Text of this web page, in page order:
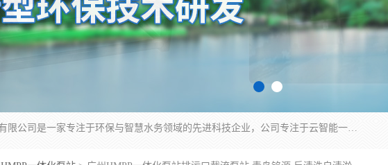
青岛铭源环保科技有限公司是一家专注于环保与智慧水务领域的先进科技企业，公司专注于云智能一体化HMPP预制泵站、智能截流井设备、调蓄池雨洪管理设备、水务循环利用、云智慧水务开发及新型环保技术研发等领域。